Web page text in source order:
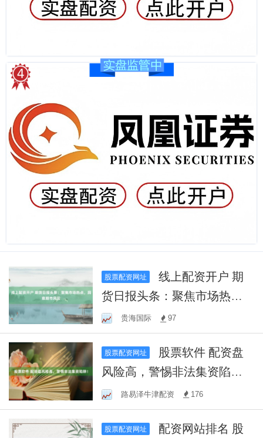
股票配资网址
线上配资开户 期
货日报头条：聚焦市场热
点，洞察期市风云
贵海国际 97
股票配资网址
风险高，警惕非法集资陷
阱！路易泽牛津配资 176
股票配资网址